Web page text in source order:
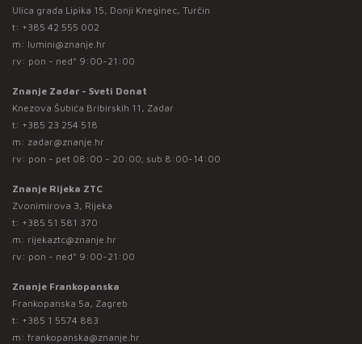
Ulica grada Lipika 15, Donji Kneginec, Turčin
t: +385 42 555 002
m: lumini@znanje.hr
rv: pon - ned* 9:00-21:00
Znanje Zadar - Sveti Donat
Knezova Šubića Bribirskih 11, Zadar
t: +385 23 254 518
m: zadar@znanje.hr
rv: pon - pet 08:00 - 20:00; sub 8:00-14:00
Znanje Rijeka ZTC
Zvonimirova 3, Rijeka
t: +385 51 581 370
m: rijekaztc@znanje.hr
rv: pon - ned* 9:00-21:00
Znanje Frankopanska
Frankopanska 5a, Zagreb
t: +385 1 5574 883
m: frankopanska@znanje.hr